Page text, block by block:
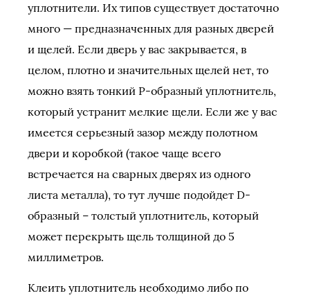
уплотнители. Их типов существует достаточно
много — предназначенных для разных дверей
и щелей. Если дверь у вас закрывается, в
целом, плотно и значительных щелей нет, то
можно взять тонкий Р-образный уплотнитель,
который устранит мелкие щели. Если же у вас
имеется серьезный зазор между полотном
двери и коробкой (такое чаще всего
встречается на сварных дверях из одного
листа металла), то тут лучше подойдет D-
образный – толстый уплотнитель, который
может перекрыть щель толщиной до 5
миллиметров.
Клеить уплотнитель необходимо либо по